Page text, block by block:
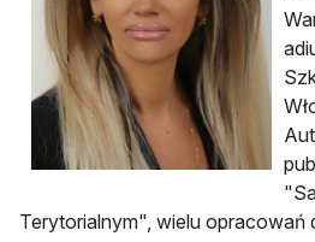
Terytorialnym", wielu